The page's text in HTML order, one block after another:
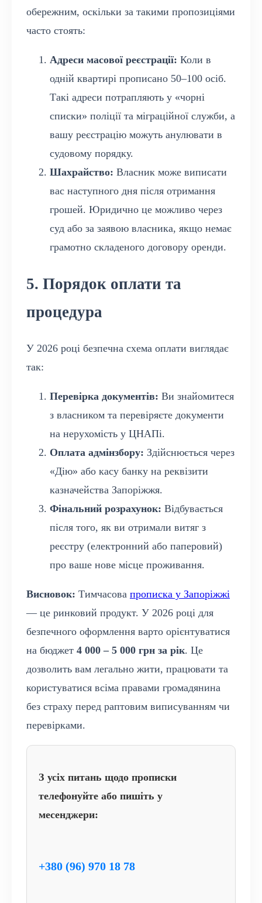
обережним, оскільки за такими пропозиціями
часто стоять:
Адреси масової реєстрації: Коли в
одній квартирі прописано 50–100 осіб.
Такі адреси потрапляють у «чорні
списки» поліції та міграційної служби, а
вашу реєстрацію можуть анулювати в
судовому порядку.
Шахрайство: Власник може виписати
вас наступного дня після отримання
грошей. Юридично це можливо через
суд або за заявою власника, якщо немає
грамотно складеного договору оренди.
5. Порядок оплати та
процедура
У 2026 році безпечна схема оплати виглядає
так:
Перевірка документів: Ви знайомитеся
з власником та перевіряєте документи
на нерухомість у ЦНАПі.
Оплата адмінзбору: Здійснюється через
«Дію» або касу банку на реквізити
казначейства Запоріжжя.
Фінальний розрахунок: Відбувається
після того, як ви отримали витяг з
реєстру (електронний або паперовий)
про ваше нове місце проживання.
Висновок: Тимчасова прописка у Запоріжжі
— це ринковий продукт. У 2026 році для
безпечного оформлення варто орієнтуватися
на бюджет 4 000 – 5 000 грн за рік. Це
дозволить вам легально жити, працювати та
користуватися всіма правами громадянина
без страху перед раптовим виписуванням чи
перевірками.
З усіх питань щодо прописки
телефонуйте або пишіть у
месенджери:
+380 (96) 970 18 78